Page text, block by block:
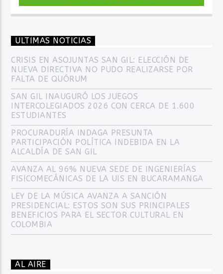
ULTIMAS NOTICIAS
CRISIS EN ASOJUNTAS SAN GIL: ELECCIÓN DE
NUEVA DIRECTIVA NO PUDO REALIZARSE POR
FALTA DE QUÓRUM
SAN GIL INAUGURÓ LOS JUEGOS
INTERCOLEGIADOS 2026 CON CERCA DE 1.600
ESTUDIANTES
PROCURADURÍA INDAGA PRESUNTA
PARTICIPACIÓN POLÍTICA INDEBIDA EN LA
ALCALDÍA DE SAN GIL
AVANZA AL 96% NUEVA SEDE DE INGENIERÍAS
FISICOMECÁNICAS DE LA UIS EN BUCARAMANGA
LEY DE LA MÚSICA AVANZA A SANCIÓN
PRESIDENCIAL: ESTOS SON SUS PRINCIPALES
BENEFICIOS PARA EL SECTOR CULTURAL EN
COLOMBIA
AL AIRE